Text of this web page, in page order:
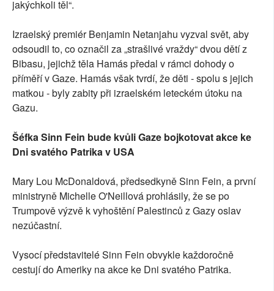
jakýchkoli těl“.
Izraelský premiér Benjamin Netanjahu vyzval svět, aby
odsoudil to, co označil za „strašlivé vraždy“ dvou dětí z
Bibasu, jejichž těla Hamás předal v rámci dohody o
příměří v Gaze. Hamás však tvrdí, že děti - spolu s jejich
matkou - byly zabity při izraelském leteckém útoku na
Gazu.
Šéfka Sinn Fein bude kvůli Gaze bojkotovat akce ke
Dni svatého Patrika v USA
Mary Lou McDonaldová, předsedkyně Sinn Fein, a první
ministryně Michelle O'Neillová prohlásily, že se po
Trumpově výzvě k vyhoštění Palestinců z Gazy oslav
nezúčastní.
Vysocí představitelé Sinn Fein obvykle každoročně
cestují do Ameriky na akce ke Dni svatého Patrika.